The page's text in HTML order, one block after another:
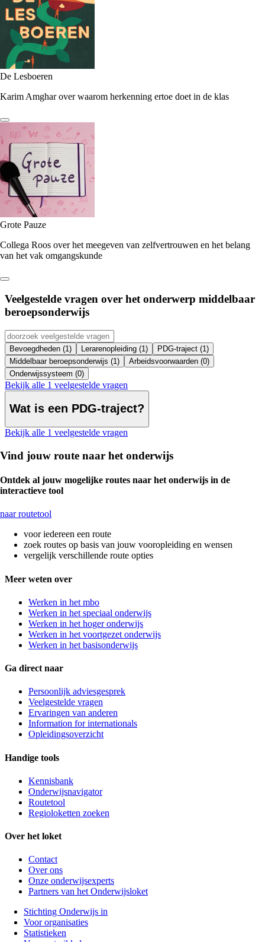
De Lesboeren
Karim Amghar over waarom herkenning ertoe doet in de klas
Grote Pauze
Collega Roos over het meegeven van zelfvertrouwen en het belang
van het vak omgangskunde
Veelgestelde vragen over het onderwerp middelbaar
beroepsonderwijs
Bevoegdheden (1) Lerarenopleiding (1)
PDG-traject (1)
Middelbaar beroepsonderwijs (1)
Arbeidsvoorwaarden (0)
Onderwijssysteem (0)
Bekijk alle 1 veelgestelde vragen
Wat is een PDG-traject?
Bekijk alle 1 veelgestelde vragen
Vind jouw route naar het onderwijs
Ontdek al jouw mogelijke routes naar het onderwijs in de
interactieve tool
naar routetool
voor iedereen een route
zoek routes op basis van jouw vooropleiding en wensen
vergelijk verschillende route opties
Meer weten over
Werken in het mbo
Werken in het speciaal onderwijs
Werken in het hoger onderwijs
Werken in het voortgezet onderwijs
Werken in het basisonderwijs
Ga direct naar
Persoonlijk adviesgesprek
Veelgestelde vragen
Ervaringen van anderen
Information for internationals
Opleidingsoverzicht
Handige tools
Kennisbank
Onderwijsnavigator
Routetool
Regioloketten zoeken
Over het loket
Contact
Over ons
Onze onderwijsexperts
Partners van het Onderwijsloket
Stichting Onderwijs in
Voor organisaties
Statistieken